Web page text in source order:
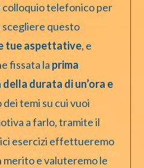
telefonico per
scegliere questo
tue aspettative, e
fissata la prima
durata di un’ora e
temi su cui vuoi
a farlo, tramite il
esercizi effettueremo
e valuteremo le